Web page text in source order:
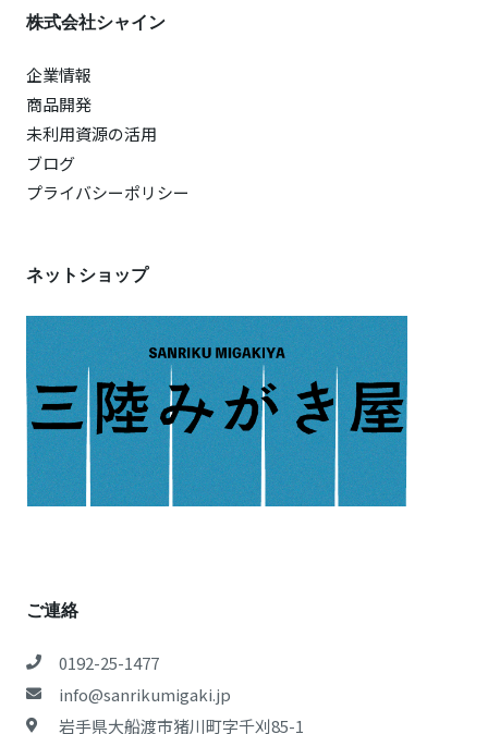
株式会社シャイン
企業情報
商品開発
未利用資源の活用
ブログ
プライバシーポリシー
ネットショップ
ご連絡
0192-25-1477
info@sanrikumigaki.jp
岩手県大船渡市猪川町字千刈85-1